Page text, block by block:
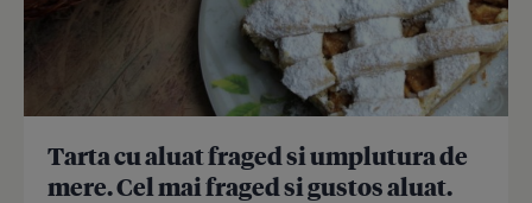
Tarta cu aluat fraged si umplutura de
mere. Cel mai fraged si gustos aluat.